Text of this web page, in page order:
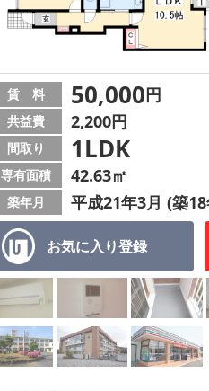
お気に入り登録
賃 料 50,000円
共益費 2,200円
間取り 1LDK
専有面積 42.63㎡
築年月 平成21年3月 (築